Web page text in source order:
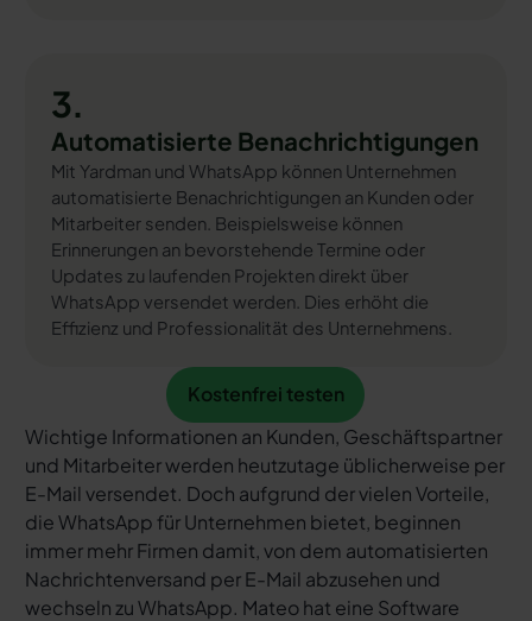
3.
Automatisierte Benachrichtigungen
Mit Yardman und WhatsApp können Unternehmen
automatisierte Benachrichtigungen an Kunden oder
Mitarbeiter senden. Beispielsweise können
Erinnerungen an bevorstehende Termine oder
Updates zu laufenden Projekten direkt über
WhatsApp versendet werden. Dies erhöht die
Effizienz und Professionalität des Unternehmens.
Kostenfrei testen
Kostenfrei testen
Wichtige Informationen an Kunden, Geschäftspartner
und Mitarbeiter werden heutzutage üblicherweise per
E-Mail versendet. Doch aufgrund der vielen Vorteile,
die WhatsApp für Unternehmen bietet, beginnen
immer mehr Firmen damit, von dem automatisierten
Nachrichtenversand per E-Mail abzusehen und
wechseln zu WhatsApp. Mateo hat eine Software